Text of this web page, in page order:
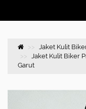
Jaket Kulit
Jaket Kulit Biker
Garut